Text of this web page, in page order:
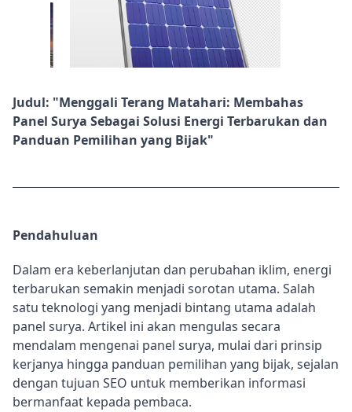
Judul: "Menggali Terang Matahari: Membahas
Panel Surya Sebagai Solusi Energi Terbarukan dan
Panduan Pemilihan yang Bijak"
Pendahuluan
Dalam era keberlanjutan dan perubahan iklim, energi
terbarukan semakin menjadi sorotan utama. Salah
satu teknologi yang menjadi bintang utama adalah
panel surya. Artikel ini akan mengulas secara
mendalam mengenai panel surya, mulai dari prinsip
kerjanya hingga panduan pemilihan yang bijak, sejalan
dengan tujuan SEO untuk memberikan informasi
bermanfaat kepada pembaca.